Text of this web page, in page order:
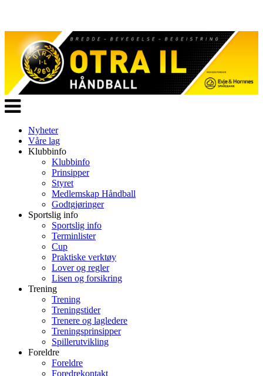
Veksle
navigasjon
Nyheter
Våre lag
Klubbinfo
Klubbinfo
Prinsipper
Styret
Medlemskap Håndball
Godtgjøringer
Sportslig info
Sportslig info
Terminlister
Cup
Praktiske verktøy
Lover og regler
Lisen og forsikring
Trening
Trening
Treningstider
Trenere og lagledere
Treningsprinsipper
Spillerutvikling
Foreldre
Foreldre
Foredrekontakt